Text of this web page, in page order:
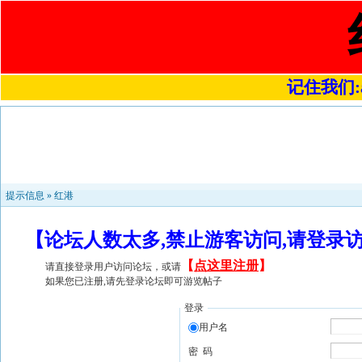
记住我们
提示信息 » 红港
【论坛人数太多,禁止游客访问,请登
请直接登录用户访问论坛，或请 【 点这里注册】
如果您已注册,请先登录论坛即可游览帖子
登录
用户名
密 码